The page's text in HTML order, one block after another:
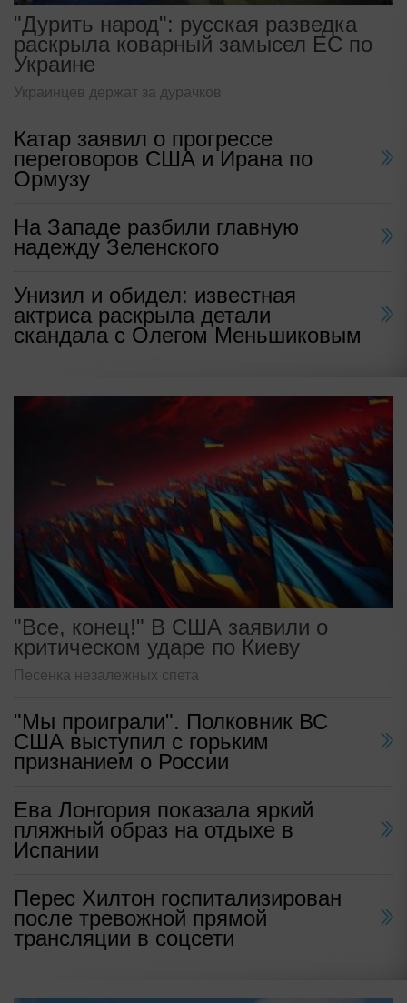
"Дурить народ": русская разведка
раскрыла коварный замысел ЕС по
Украине
Украинцев держат за дурачков
Катар заявил о прогрессе
переговоров США и Ирана по
Ормузу
На Западе разбили главную
надежду Зеленского
Унизил и обидел: известная
актриса раскрыла детали
скандала с Олегом Меньшиковым
"Все, конец!" В США заявили о
критическом ударе по Киеву
Песенка незалежных спета
"Мы проиграли". Полковник ВС
США выступил с горьким
признанием о России
Ева Лонгория показала яркий
пляжный образ на отдыхе в
Испании
Перес Хилтон госпитализирован
после тревожной прямой
трансляции в соцсети